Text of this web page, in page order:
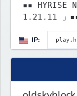
▪▪ HYRISE
1.21.11 」▪▪ LAST WEEK OF
┃
IP: